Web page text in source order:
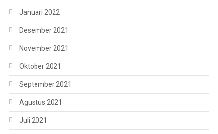
Januari 2022
Desember 2021
November 2021
Oktober 2021
September 2021
Agustus 2021
Juli 2021